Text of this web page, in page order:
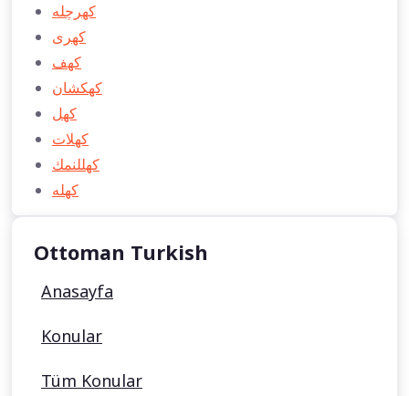
كهرچله
كهری
كهف
كهكشان
كهل
كهلات
كهللنمك
كهله
Ottoman Turkish
Anasayfa
Konular
Tüm Konular